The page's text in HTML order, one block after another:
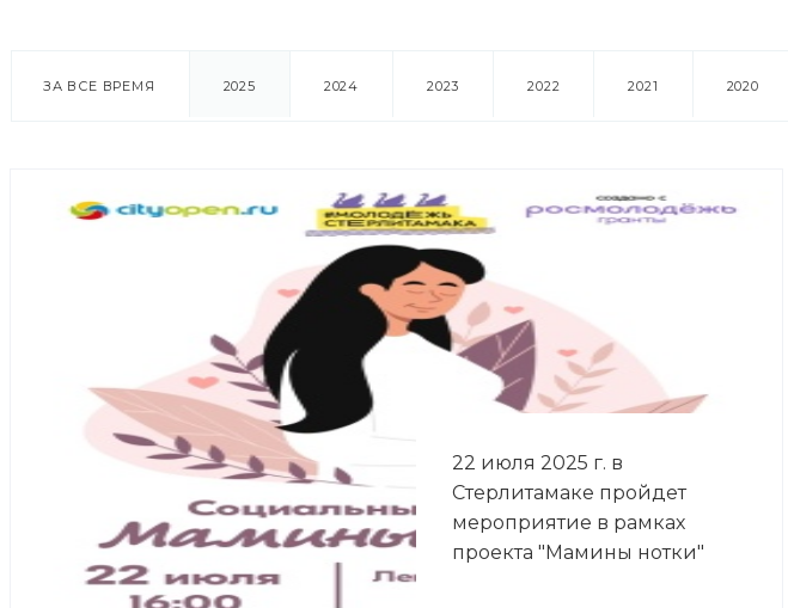
ЗА ВСЕ ВРЕМЯ 2025 2024 2023 2022 2021 2020
22 июля 2025 г. в
Стерлитамаке пройдет
мероприятие в рамках
проекта "Мамины нотки"